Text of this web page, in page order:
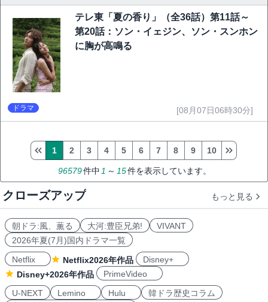
テレ東「夏の香り」（全36話）第11話～
第20話：ソン・イェジン、ソン・スンホン
に胸が高鳴る
ドラマ [08月07日06時30分]
96579件中 1 ～ 15件を表示しています。
1 2 3 4 5 6 7 8 9 10
クローズアップ もっと見る
朝ドラ:風、薫る 大河:豊臣兄弟!
VIVANT
2026年夏(7月)国内ドラマ一覧
Netflix
Netflix2026年作品
Disney+
Disney+2026年作品
PrimeVideo
U-NEXT
Lemino Hulu
韓ドラ歴史コラム